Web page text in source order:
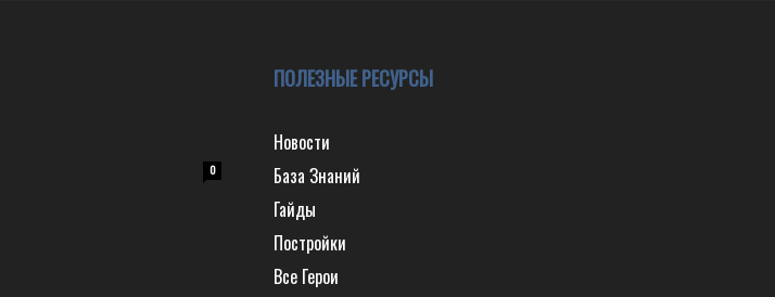
0
ПОЛЕЗНЫЕ РЕСУРСЫ
Новости
База Знаний
Гайды
Постройки
Все Герои